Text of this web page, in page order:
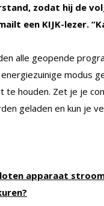
zodat hij de
een KIJK-lezer.
alle geopende
modus
houden. Zet je je
geladen en kun je
apparaat